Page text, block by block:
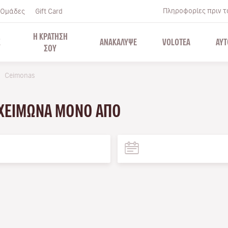
Ομάδες Gift Card Πληροφορίες πριν
Η ΚΡΑΤΗΣΗ
ΣΟΥ
ΑΝΑΚΑΛΥΨΕ VOLOTEA
Ceimonas
ΜΌΝΟ ΑΠΌ